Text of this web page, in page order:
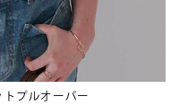
プルオーバー